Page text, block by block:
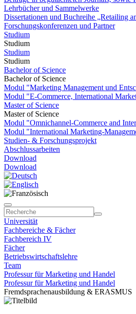
Lehrbücher und Sammelwerke
Dissertationen und Buchreihe „Retailing
Forschungskonferenzen und Partner
Studium
Studium
Studium
Studium
Bachelor of Science
Bachelor of Science
Modul "Marketing Management und
Modul "E-Commerce, International
Master of Science
Master of Science
Modul "Omnichannel-Commerce and
Modul "International Marketing-
Studien- & Forschungsprojekt
Abschlussarbeiten
Download
Download
Universität
Fachbereiche & Fächer
Fachbereich IV
Fächer
Betriebswirtschaftslehre
Team
Professur für Marketing und Handel
Professur für Marketing und Handel
Fremdsprachenausbildung & ERASMUS